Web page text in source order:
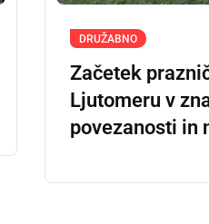
DRUŽABNO
Začetek
Ljutomeru v
povezanosti in